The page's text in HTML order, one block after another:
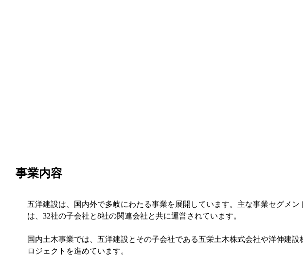
事業内容
五洋建設は、国内外で多岐にわたる事業を展開しています。主な事業セグメ
は、32社の子会社と8社の関連会社と共に運営されています。
国内土木事業では、五洋建設とその子会社である五栄土木株式会社や洋伸建
ロジェクトを進めています。